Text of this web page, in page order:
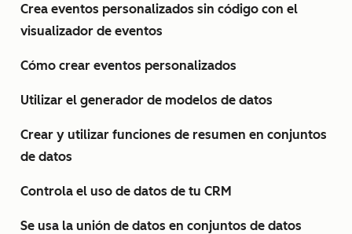
Crea eventos personalizados sin código con el
visualizador de eventos
Cómo crear eventos personalizados
Utilizar el generador de modelos de datos
Crear y utilizar funciones de resumen en conjuntos
de datos
Controla el uso de datos de tu CRM
Se usa la unión de datos en conjuntos de datos